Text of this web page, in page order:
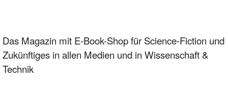
Das Magazin mit E-Book-Shop für Science-Fiction und
Zukünftiges in allen Medien und in Wissenschaft &
Technik